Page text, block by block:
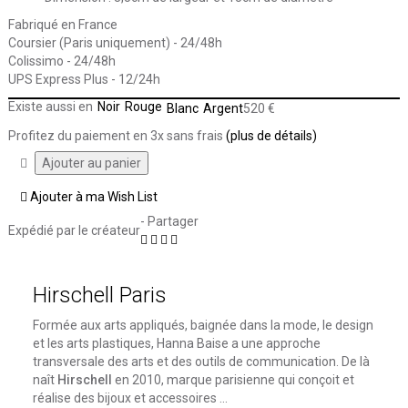
Fabriqué en France
Coursier (Paris uniquement) - 24/48h
Colissimo - 24/48h
UPS Express Plus - 12/24h
Existe aussi en Noir Rouge Blanc Argent520 €
Profitez du paiement en 3x sans frais (plus de détails)
Ajouter à ma Wish List
Expédié par le créateur
- Partager
Hirschell Paris
Formée aux arts appliqués, baignée dans la mode, le design
et les arts plastiques, Hanna Baise a une approche
transversale des arts et des outils de communication. De là
naît Hirschell
en 2010, marque parisienne qui conçoit et
réalise des bijoux et accessoires ...